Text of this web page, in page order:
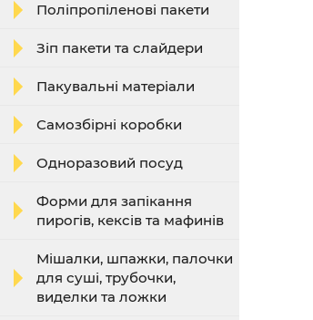
Поліпропіленові пакети
Зіп пакети та слайдери
Пакувальні матеріали
Самозбірні коробки
Одноразовий посуд
Форми для запікання
пирогів, кексів та мафинів
Мішалки, шпажки, палочки
для суші, трубочки,
виделки та ложки